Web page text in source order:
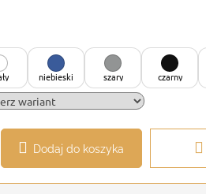
niebieski szary czarny
Dodaj do koszyka